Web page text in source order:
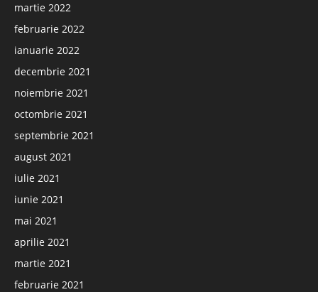
martie 2022
februarie 2022
ianuarie 2022
decembrie 2021
noiembrie 2021
octombrie 2021
septembrie 2021
august 2021
iulie 2021
iunie 2021
mai 2021
aprilie 2021
martie 2021
februarie 2021